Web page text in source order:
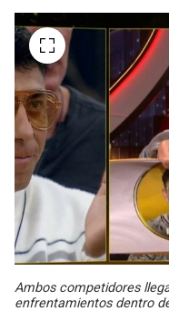
Ambos competidores
enfrentamientos dentro